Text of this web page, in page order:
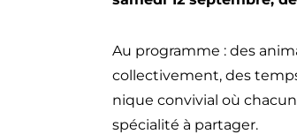
de
Vie
Au programme : des
collectivement, des
nique convivial où
spécialité à partager.